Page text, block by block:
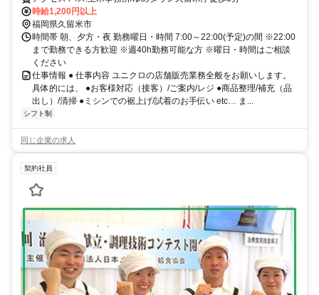
時給1,200円以上
福岡県久留米市
時間帯 朝、夕方・夜 勤務曜日・時間 7:00～22:00(予定)の間 ※22:00
まで勤務できる方歓迎 ※週40h勤務可能な方 ※曜日・時間はご相談
ください
仕事情報 ● 仕事内容 ユニクロの店舗販売業務全般をお願いします。
具体的には、 ●お客様対応（接客）/ご案内/レジ ●商品整理/補充（品
出し）/清掃 ●ミシンでの裾上げ/試着のお手伝い etc… ま...
シフト制
同じ企業の求人
契約社員